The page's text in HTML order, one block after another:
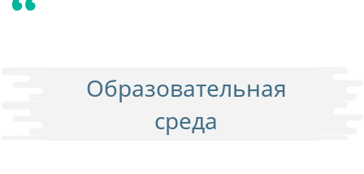
Образовательная
среда